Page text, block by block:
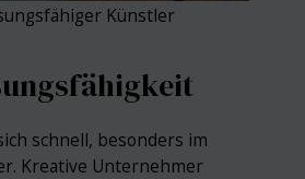
Künstler
schnell, besonders im
Kreative Unternehmer